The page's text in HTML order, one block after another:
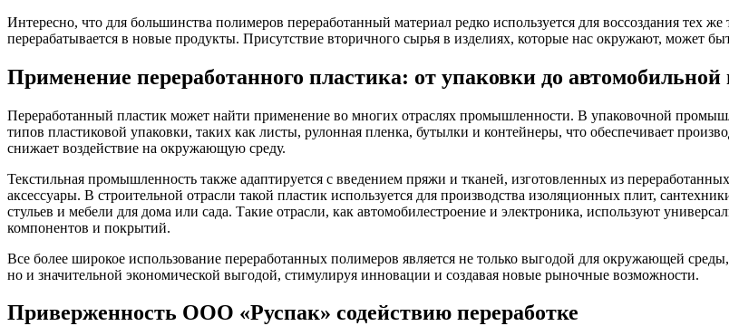
Интересно, что для большинства полимеров переработанный материал редко используется для воссоздания тех
перерабатывается в новые продукты. Присутствие вторичного сырья в изделиях, которые нас окружают, может
Применение переработанного пластика: от упаковки до
Переработанный пластик может найти применение во многих отраслях промышленности. В упаковочной
типов пластиковой упаковки, таких как листы, рулонная пленка, бутылки и контейнеры, что обеспечивает
снижает воздействие на окружающую среду.
Текстильная промышленность также адаптируется с введением пряжи и тканей, изготовленных из
аксессуары. В строительной отрасли такой пластик используется для производства изоляционных плит,
стульев и мебели для дома или сада. Такие отрасли, как автомобилестроение и электроника, используют
компонентов и покрытий.
Все более широкое использование переработанных полимеров является не только выгодой для окружающей
но и значительной экономической выгодой, стимулируя инновации и создавая новые рыночные возможности.
Приверженность ООО «Руспак» содействию переработке